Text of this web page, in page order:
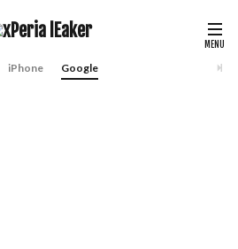
iPhone Google